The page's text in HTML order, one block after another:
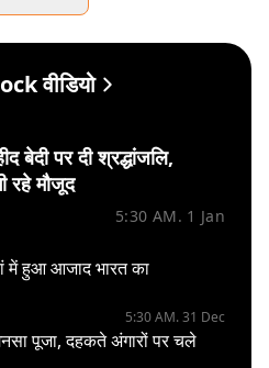
वीडियो
बेदी पर दी श्रद्धांजलि,
रहे मौजूद
5:30 AM. 1 Jan
में हुआ आजाद भारत का
5:30 AM. 31 Dec
पूजा, दहकते अंगारों पर चले